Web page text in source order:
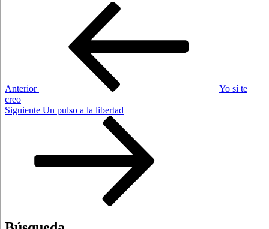
Anterior
Yo sí te
creo
Siguiente
Siguiente Un pulso a la libertad